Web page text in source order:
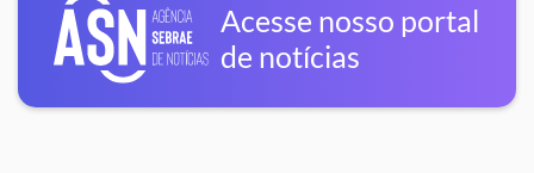
Acesse nosso portal
de notícias